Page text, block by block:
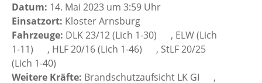
Datum: 14. Mai 2023 um 3:59 Uhr
Einsatzort: Kloster Arnsburg
Fahrzeuge: DLK 23/12 (Lich 1-30)
, ELW (Lich
1-11)
, HLF 20/16 (Lich 1-46)
, StLF 20/25
(Lich 1-40)
Weitere Kräfte: Brandschutzaufsicht LK GI
,